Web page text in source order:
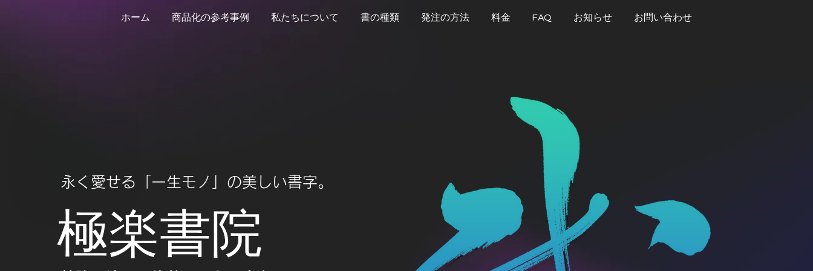
ホーム 商品化の参考事例 私たちについて 書の種類 発注の方法 料金 FAQ お知らせ お問い合わせ
​永く愛せる「一生モノ」の美しい書字。
​極楽書院